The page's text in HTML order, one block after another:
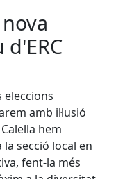
eleccions
amb il·lusió
hem
secció local en
fent-la més